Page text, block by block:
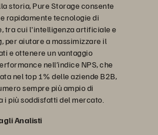
storia, Pure Storage consente
rapidamente tecnologie di
tra cui l'intelligenza artificiale e
per aiutare a massimizzare il
e ottenere un vantaggio
nell’indice NPS, che
nel top 1% delle aziende B2B,
sempre più ampio di
i più soddisfatti del mercato.
Analisti